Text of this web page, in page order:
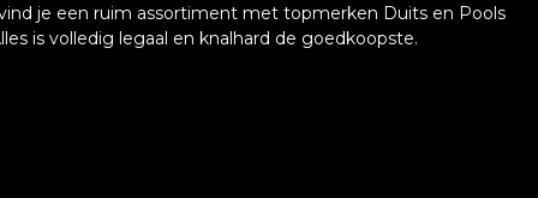
je een ruim assortiment met topmerken Duits en Pools
is volledig legaal en knalhard de goedkoopste.